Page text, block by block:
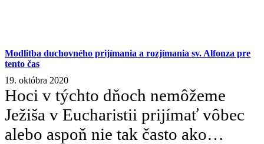
Modlitba duchovného prijímania a rozjímania sv. Alfonza pre
tento čas
19. októbra 2020
Hoci v týchto dňoch nemôžeme
Ježiša v Eucharistii prijímať vôbec
alebo aspoň nie tak často ako…